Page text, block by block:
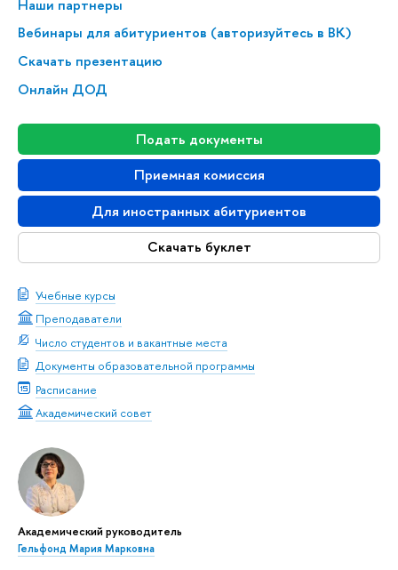
Наши партнеры
Вебинары для абитуриентов (авторизуйтесь в ВК)
Скачать презентацию
Онлайн ДОД
Подать документы
Приемная комиссия
Для иностранных абитуриентов
Скачать буклет
Учебные курсы
Преподаватели
Число студентов и вакантные места
Документы образовательной программы
Расписание
Академический совет
Академический руководитель
Гельфонд Мария Марковна